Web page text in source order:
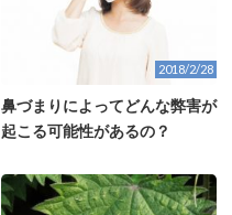
2018/2/28
鼻づまりによってどんな弊害が
起こる可能性があるの？